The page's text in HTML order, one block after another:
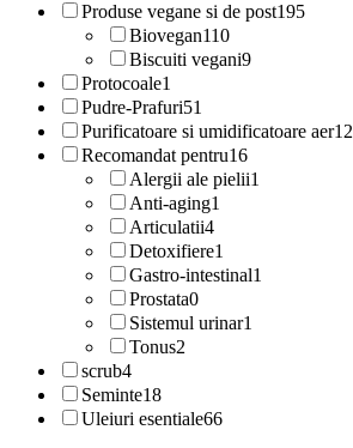
Produse vegane si de post195
Biovegan110
Biscuiti vegani9
Protocoale1
Pudre-Prafuri51
Purificatoare si umidificatoare aer12
Recomandat pentru16
Alergii ale pielii1
Anti-aging1
Articulatii4
Detoxifiere1
Gastro-intestinal1
Prostata0
Sistemul urinar1
Tonus2
scrub4
Seminte18
Uleiuri esentiale66